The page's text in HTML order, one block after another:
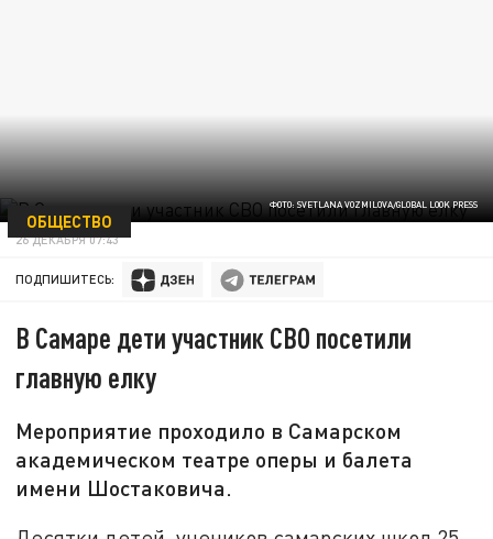
ФОТО: SVETLANA VOZMILOVA/GLOBAL LOOK PRESS
ОБЩЕСТВО
26 ДЕКАБРЯ 07:43
ПОДПИШИТЕСЬ:
В Самаре дети участник СВО посетили
главную елку
Мероприятие проходило в Самарском
академическом театре оперы и балета
имени Шостаковича.